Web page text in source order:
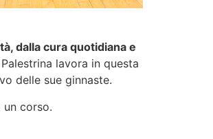
dalla cura quotidiana e
lavora in questa
delle sue ginnaste.
corso.